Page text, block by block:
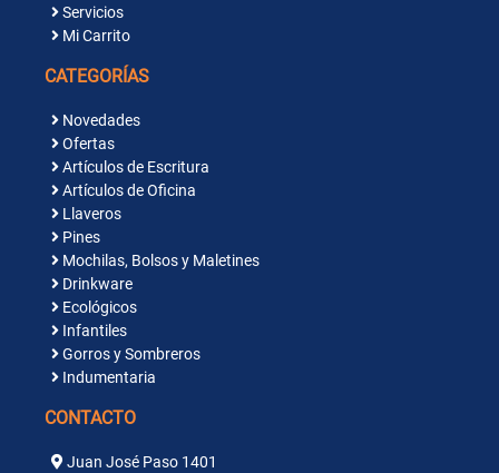
Servicios
Mi Carrito
CATEGORÍAS
Novedades
Ofertas
Artículos de Escritura
Artículos de Oficina
Llaveros
Pines
Mochilas, Bolsos y Maletines
Drinkware
Ecológicos
Infantiles
Gorros y Sombreros
Indumentaria
CONTACTO
Juan José Paso 1401